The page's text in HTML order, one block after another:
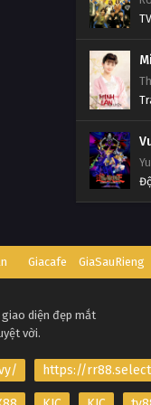
Giacafe GiaSauRieng
diện đẹp mắt
vời.
https://